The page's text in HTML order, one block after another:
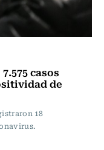
casos
de
18